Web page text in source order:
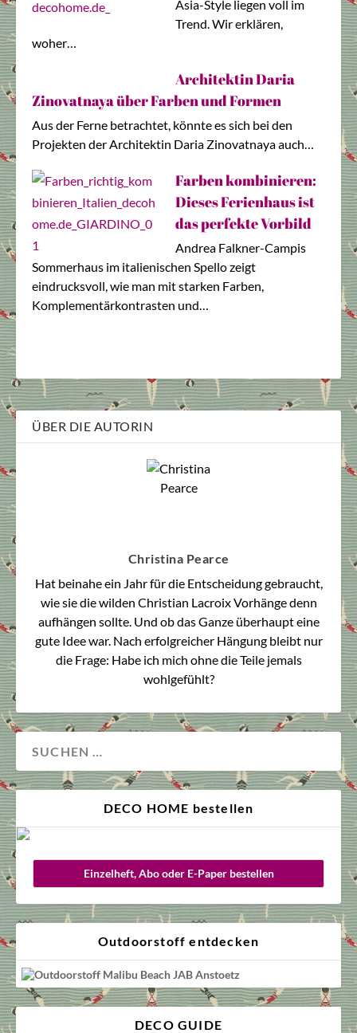
Asia-Style liegen voll im
Trend. Wir erklären,
woher…
Architektin Daria
Zinovatnaya über Farben und Formen
Aus der Ferne betrachtet, könnte es sich bei den
Projekten der Architektin Daria Zinovatnaya auch…
Farben kombinieren:
Dieses Ferienhaus ist
das perfekte Vorbild
Andrea Falkner-Campis
Sommerhaus im italienischen Spello zeigt
eindrucksvoll, wie man mit starken Farben,
Komplementärkontrasten und…
ÜBER DIE AUTORIN
Christina Pearce
Hat beinahe ein Jahr für die Entscheidung gebraucht,
wie sie die wilden Christian Lacroix Vorhänge denn
aufhängen sollte. Und ob das Ganze überhaupt eine
gute Idee war. Nach erfolgreicher Hängung bleibt nur
die Frage: Habe ich mich ohne die Teile jemals
wohlgefühlt?
DECO HOME bestellen
Einzelheft, Abo oder E-Paper bestellen
Outdoorstoff entdecken
DECO GUIDE